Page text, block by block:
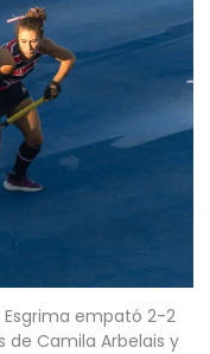
Esgrima empató 2-2
de Camila Arbelais y